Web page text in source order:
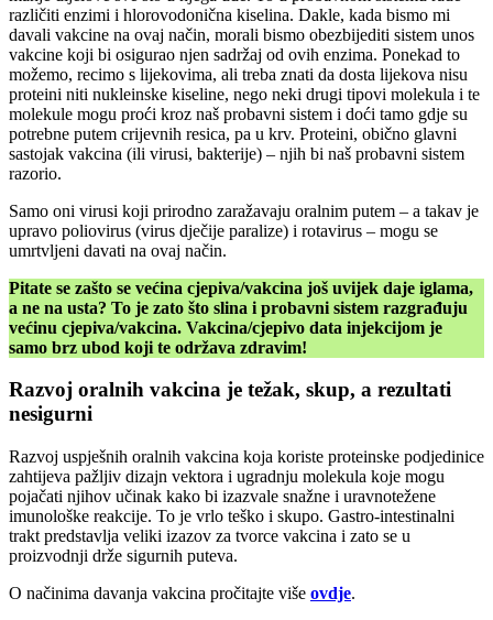
različiti enzimi i hlorovodonična kiselina. Dakle, kada bismo mi
davali vakcine na ovaj način, morali bismo obezbijediti sistem unos
vakcine koji bi osigurao njen sadržaj od ovih enzima. Ponekad to
možemo, recimo s lijekovima, ali treba znati da dosta lijekova nisu
proteini niti nukleinske kiseline, nego neki drugi tipovi molekula i te
molekule mogu proći kroz naš probavni sistem i doći tamo gdje su
potrebne putem crijevnih resica, pa u krv. Proteini, obično glavni
sastojak vakcina (ili virusi, bakterije) – njih bi naš probavni sistem
razorio.
Samo oni virusi koji prirodno zaražavaju oralnim putem – a takav je
upravo poliovirus (virus dječije paralize) i rotavirus – mogu se
umrtvljeni davati na ovaj način.
Pitate se zašto se većina cjepiva/vakcina još uvijek daje iglama,
a ne na usta? To je zato što slina i probavni sistem razgrađuju
većinu cjepiva/vakcina. Vakcina/cjepivo data injekcijom je
samo brz ubod koji te održava zdravim!
Razvoj oralnih vakcina je težak, skup, a rezultati
nesigurni
Razvoj uspješnih oralnih vakcina koja koriste proteinske podjedinice
zahtijeva pažljiv dizajn vektora i ugradnju molekula koje mogu
pojačati njihov učinak kako bi izazvale snažne i uravnotežene
imunološke reakcije. To je vrlo teško i skupo. Gastro-intestinalni
trakt predstavlja veliki izazov za tvorce vakcina i zato se u
proizvodnji drže sigurnih puteva.
O načinima davanja vakcina pročitajte više ovdje.